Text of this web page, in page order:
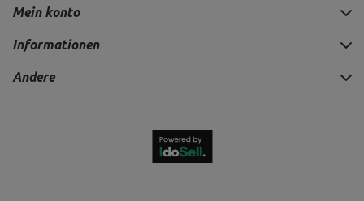
Mein konto
Informationen
Andere